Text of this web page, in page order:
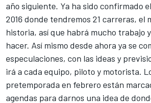
año siguiente. Ya ha sido confirmado
2016 donde tendremos 21 carreras, el
historia, así que habrá mucho trabajo
hacer. Así mismo desde ahora ya se
especulaciones, con las ideas y
irá a cada equipo, piloto y motorista.
pretemporada en febrero están
agendas para darnos una idea de